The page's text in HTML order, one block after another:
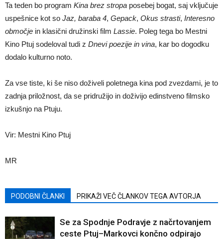
Ta teden bo program Kina brez stropa posebej bogat, saj vključuje
uspešnice kot so Jaz, baraba 4, Gepack, Okus strasti, Interesno
območje in klasični družinski film Lassie. Poleg tega bo Mestni
Kino Ptuj sodeloval tudi z Dnevi poezije in vina, kar bo dogodku
dodalo kulturno noto.
Za vse tiste, ki še niso doživeli poletnega kina pod zvezdami, je to
zadnja priložnost, da se pridružijo in doživijo edinstveno filmsko
izkušnjo na Ptuju.
Vir: Mestni Kino Ptuj
MR
PODOBNI ČLANKI PRIKAŽI VEČ ČLANKOV TEGA AVTORJA
Se za Spodnje Podravje z načrtovanjem
ceste Ptuj–Markovci končno odpirajo